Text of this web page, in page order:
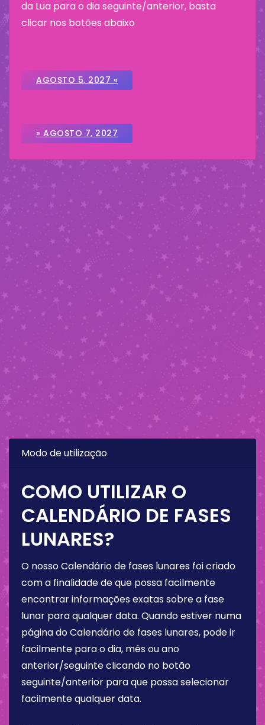
da Lua para o dia seguinte/anterior, basta
clicar nos botões abaixo
AGOSTO 5, 2027 «
» AGOSTO 7, 2027
Modo de utilização
COMO UTILIZAR O
CALENDÁRIO DE FASES
LUNARES?
O nosso Calendário de fases lunares foi criado
com a finalidade de que possa facilmente
encontrar informações exatas sobre a fase
lunar para qualquer data. Quando estiver numa
página do Calendário de fases lunares, pode ir
facilmente para o dia, mês ou ano
anterior/seguinte clicando no botão
seguinte/anterior para que possa selecionar
facilmente qualquer data.